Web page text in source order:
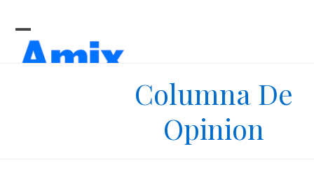
Open
mobile
Close
mobile
Columna De
Opinion